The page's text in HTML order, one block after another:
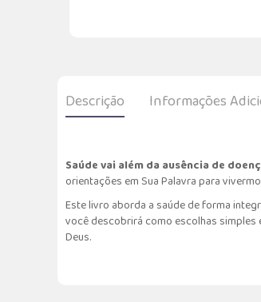
Descrição Informações
Saúde vai além da ausência de
orientações em Sua Palavra para
Este livro aborda a saúde de forma
você descobrirá como escolhas
Deus.